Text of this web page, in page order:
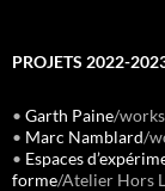
PROJETS 2022-
• Garth Paine/
• Marc Namblard/
• Espaces
forme/Atelier Hors